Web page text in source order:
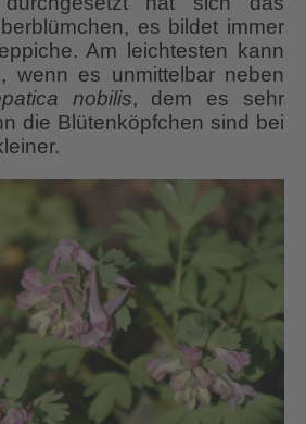
es bildet immer
Am leichtesten kann
wenn es unmittelbar neben
nobilis, dem es sehr
die Blütenköpfchen sind bei